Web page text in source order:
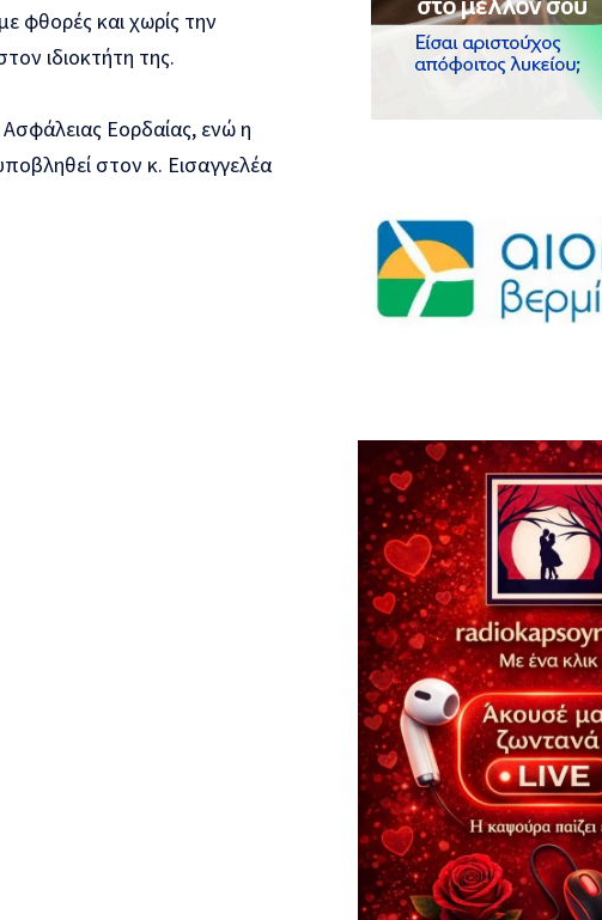
φθορές και χωρίς την
ιδιοκτήτη της.
Εορδαίας, ενώ η
στον κ. Εισαγγελέα